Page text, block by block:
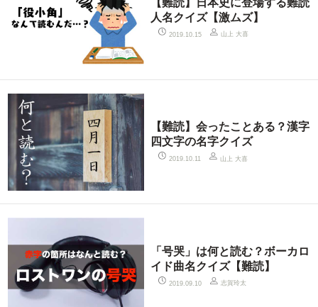
【難読】日本史に登場する難読
人名クイズ【激ムズ】
2019.10.15 山上 大喜
【難読】会ったことある？漢字
四文字の名字クイズ
2019.10.11 山上 大喜
「号哭」は何と読む？ボーカロ
イド曲名クイズ【難読】
2019.09.10 志賀玲太